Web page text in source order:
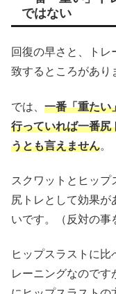
ではない
回復の早さと、トレ
致するところがあり
では、 一番「重たい
行っていれば一番尻
うとも言えません。
スクワットとヒッ
尻トレとして効果が
いです。（反対の事
ヒップスラストに比
レーニングなので